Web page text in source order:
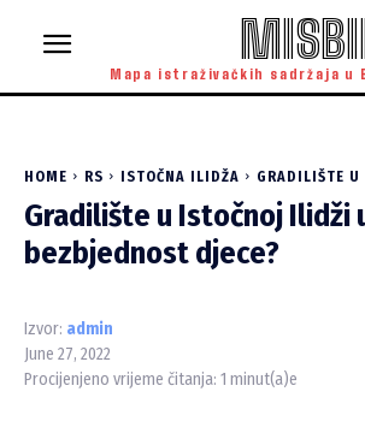
Mapa istraživačkih sadržaja u
HOME RS ISTOČNA ILIDŽA GRADILIŠTE U
Gradilište u Istočnoj Ilidži
bezbjednost djece?
Izvor: admin
June 27, 2022
Procijenjeno vrijeme čitanja: 1 minut(a)e